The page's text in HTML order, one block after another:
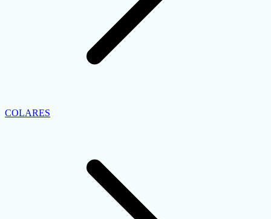
COLARES